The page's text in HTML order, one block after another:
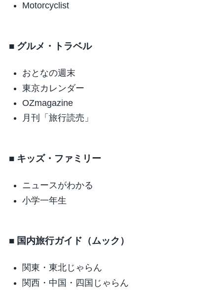
Motorcyclist
■ グルメ・トラベル
おとなの週末
東京カレンダー
OZmagazine
月刊「旅行読売」
■ キッズ・ファミリー
ニュースがわかる
小学一年生
■ 国内旅行ガイド（ムック）
関東・東北じゃらん
関西・中国・四国じゃらん